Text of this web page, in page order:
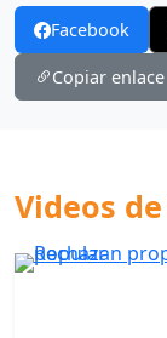
Facebook
Copiar enlace
Videos